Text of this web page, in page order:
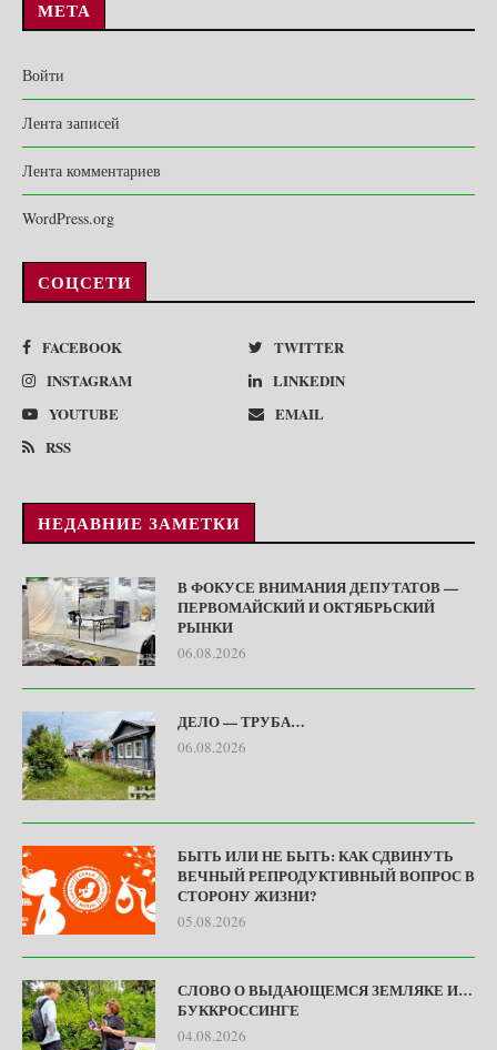
МЕТА
Войти
Лента записей
Лента комментариев
WordPress.org
СОЦСЕТИ
FACEBOOK
TWITTER
INSTAGRAM
LINKEDIN
YOUTUBE
EMAIL
RSS
НЕДАВНИЕ ЗАМЕТКИ
В ФОКУСЕ ВНИМАНИЯ ДЕПУТАТОВ —
ПЕРВОМАЙСКИЙ И ОКТЯБРЬСКИЙ
РЫНКИ
06.08.2026
ДЕЛО — ТРУБА…
06.08.2026
БЫТЬ ИЛИ НЕ БЫТЬ: КАК СДВИНУТЬ
ВЕЧНЫЙ РЕПРОДУКТИВНЫЙ ВОПРОС В
СТОРОНУ ЖИЗНИ?
05.08.2026
СЛОВО О ВЫДАЮЩЕМСЯ ЗЕМЛЯКЕ И…
БУККРОССИНГЕ
04.08.2026